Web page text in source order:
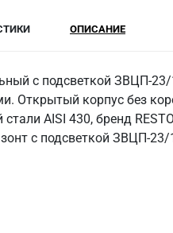
ОПИСАНИЕ
с подсветкой ЗВЦП-
Открытый корпус без
AISI 430, бренд
с подсветкой ЗВЦП-